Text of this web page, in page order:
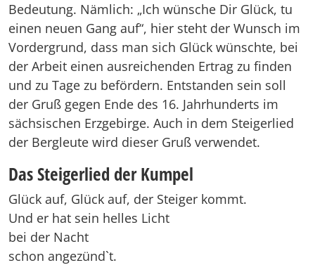
Bedeutung. Nämlich: „Ich wünsche Dir Glück, tu
einen neuen Gang auf“, hier steht der Wunsch im
Vordergrund, dass man sich Glück wünschte, bei
der Arbeit einen ausreichenden Ertrag zu finden
und zu Tage zu befördern. Entstanden sein soll
der Gruß gegen Ende des 16. Jahrhunderts im
sächsischen Erzgebirge. Auch in dem Steigerlied
der Bergleute wird dieser Gruß verwendet.
Das Steigerlied der Kumpel
Glück auf, Glück auf, der Steiger kommt.
Und er hat sein helles Licht
bei der Nacht
schon angezünd`t.